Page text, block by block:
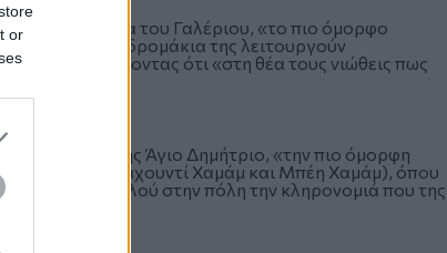
or
τα Ανάκτορα του Γαλέριου, «το πιο όμορφο
η βόλτα στα δρομάκια της λειτουργούν
διαπιστώνοντας ότι «στη θέα τους νιώθεις πως
Θεσσαλονίκης Άγιο Δημήτριο, «την πιο όμορφη
Λουτρά (Γιαχουντί Χαμάμ και Μπέη Χαμάμ), όπου
αλλού στην πόλη την κληρονομιά που της